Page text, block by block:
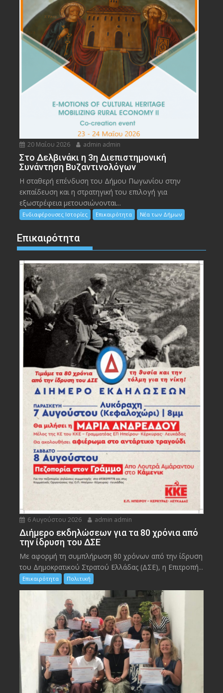
20 Μαΐου 2026 admin admin
Στο Δελβινάκι η 3η Διεπιστημονική
Συνάντηση Βυζαντινολόγων
Η σταθερή επένδυση του Δήμου Πωγωνίου στην
εκπαίδευση και η στρατηγική του επιλογή για
εξωστρέφεια μετουσιώνονται...
Ενδιαφέρουσες Ιστορίες Επικαιρότητα Νέα των Δήμων
Επικαιρότητα
6 Αυγούστου 2026 admin admin
Διήμερο εκδηλώσεων για τα 80 χρόνια από
την ίδρυση του ΔΣΕ
Με αφορμή τη συμπλήρωση 80 χρόνων από την ίδρυση
του Δημοκρατικού Στρατού Ελλάδας (ΔΣΕ), η Επιτροπή...
Επικαιρότητα Πολιτική